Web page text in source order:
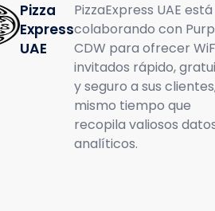
Pizza
Express
UAE
PizzaExpress UAE está
colaborando con
CDW para ofrecer
invitados rápido,
y seguro a sus
mismo tiempo que
recopila valiosos
analíticos.